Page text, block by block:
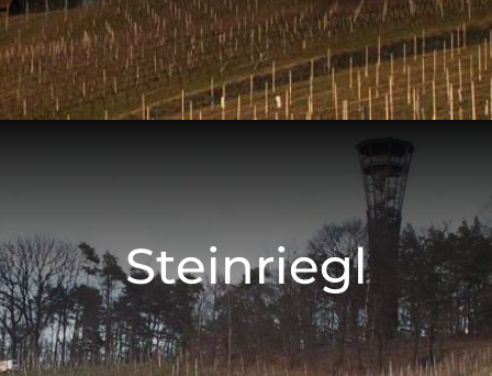
Steinriegl